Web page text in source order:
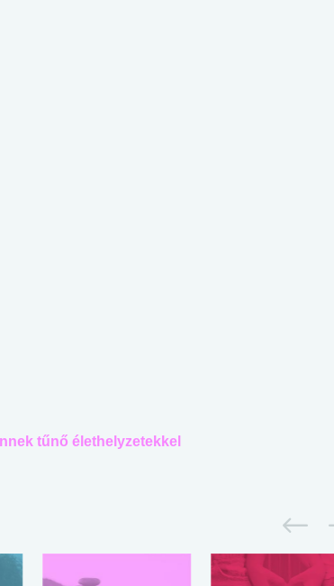
tűnő élethelyzetekkel